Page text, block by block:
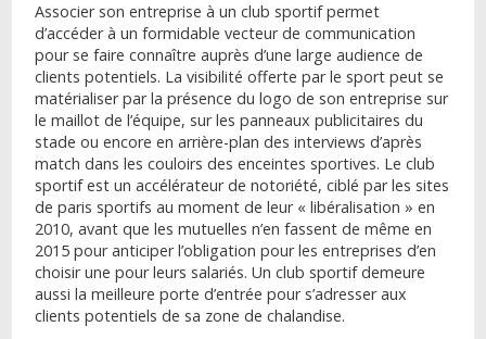
Associer son entreprise à un club sportif permet
d’accéder à un formidable vecteur de communication
pour se faire connaître auprès d’une large audience de
clients potentiels. La visibilité offerte par le sport peut se
matérialiser par la présence du logo de son entreprise sur
le maillot de l’équipe, sur les panneaux publicitaires du
stade ou encore en arrière-plan des interviews d’après
match dans les couloirs des enceintes sportives. Le club
sportif est un accélérateur de notoriété, ciblé par les sites
de paris sportifs au moment de leur « libéralisation » en
2010, avant que les mutuelles n’en fassent de même en
2015 pour anticiper l’obligation pour les entreprises d’en
choisir une pour leurs salariés. Un club sportif demeure
aussi la meilleure porte d’entrée pour s’adresser aux
clients potentiels de sa zone de chalandise.